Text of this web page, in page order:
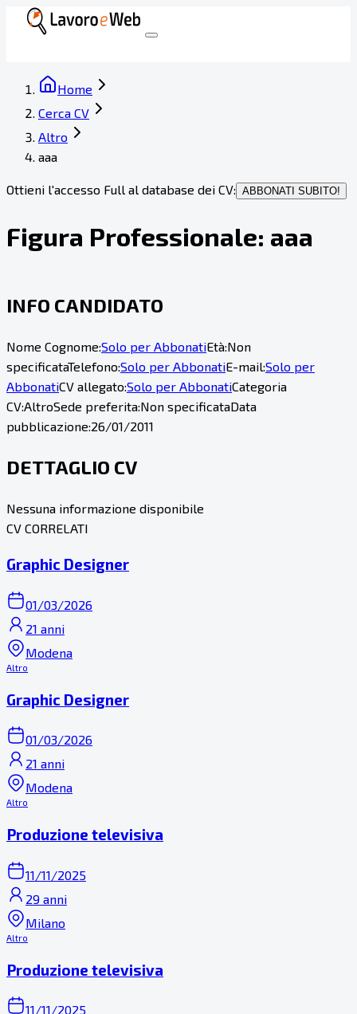
Home
Cerca CV
Altro
aaa
Ottieni l'accesso Full al database dei CV: ABBONATI SUBITO!
Figura Professionale: aaa
INFO CANDIDATO
Nome Cognome:Solo per AbbonatiEtà:Non
specificataTelefono:Solo per AbbonatiE-mail:Solo per
AbbonatiCV allegato:Solo per AbbonatiCategoria
CV:AltroSede preferita:Non specificataData
pubblicazione:26/01/2011
DETTAGLIO CV
Nessuna informazione disponibile
CV CORRELATI
Graphic Designer
01/03/2026
21 anni
Modena
Altro
Graphic Designer
01/03/2026
21 anni
Modena
Altro
Produzione televisiva
11/11/2025
29 anni
Milano
Altro
Produzione televisiva
11/11/2025